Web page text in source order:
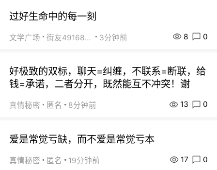
过好生命中的每一刻
文学广场 街友49168527 3分钟前 8 0
好极致的双标，聊天=纠缠，不联系=断联，给
钱=承诺，二者分开，既然能互不冲突！谢
真情秘密 匿名 8分钟前 13 0
爱是常觉亏缺，而不爱是常觉亏本
真情秘密 匿名 19分钟前 17 0